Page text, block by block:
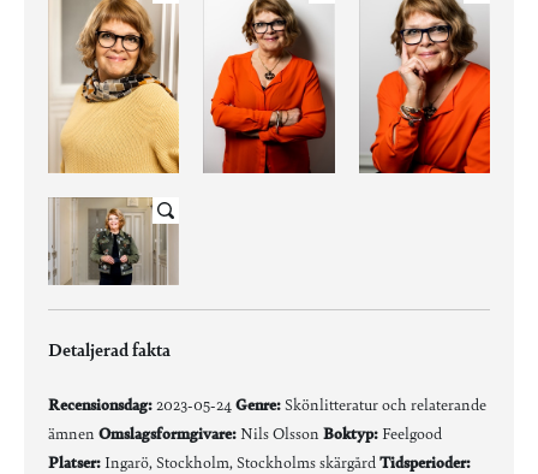
Detaljerad fakta
Recensionsdag: 2023-05-24 Genre: Skönlitteratur och relaterande
ämnen Omslagsformgivare: Nils Olsson Boktyp: Feelgood
Platser: Ingarö, Stockholm, Stockholms skärgård Tidsperioder: